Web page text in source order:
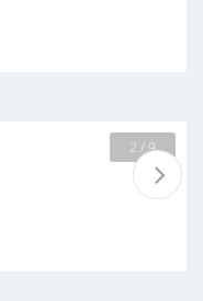
2 / 9